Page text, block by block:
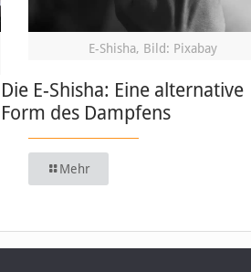
E-Shisha, Bild: Pixabay
Die E-Shisha: Eine alternative
Form des Dampfens
Mehr